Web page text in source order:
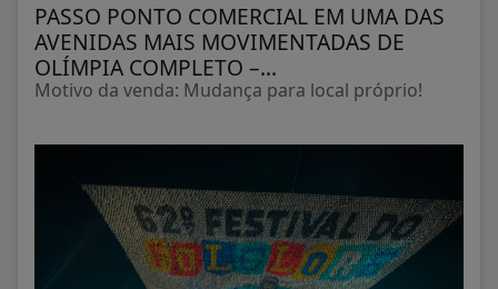
PASSO PONTO COMERCIAL EM UMA DAS
AVENIDAS MAIS MOVIMENTADAS DE
OLÍMPIA COMPLETO –...
Motivo da venda: Mudança para local próprio!